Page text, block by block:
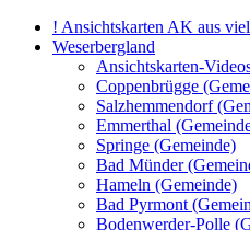
! Ansichtskarten AK aus
Weserbergland
Ansichtskarten-
Coppenbrügge
Salzhemmendorf
Emmerthal
Springe (Gemeinde)
Bad Münder
Hameln (Gemeinde)
Bad Pyrmont
Bodenwerder-Polle